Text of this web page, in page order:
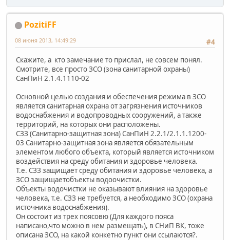
PozitiFF
#4
08 июня 2013, 14:49:29
Скажите, а кто замечание то прислал, не совсем понял.
Смотрите, все просто ЗСО (зона санитарной охраны)
СанПиН 2.1.4.1110-02
Основной целью создания и обеспечения режима в ЗСО
является санитарная охрана от загрязнения источников
водоснабжения и водопроводных сооружений, а также
территорий, на которых они расположены.
СЗЗ (Санитарно-защитная зона) СанПиН 2.2.1/2.1.1.1200-
03 Санитарно-защитная зона является обязательным
элементом любого объекта, который является источником
воздействия на среду обитания и здоровье человека.
Т.е. СЗЗ защищает среду обитания и здоровье человека, а
ЗСО защищаетобъекты водоочистки.
Объекты водочистки не оказывают влияния на здоровье
человека, т.е. СЗЗ не требуется, а необходимо ЗСО (охрана
источника водоснабжения).
Он состоит из трех поясовю (Для каждого пояса
написано,что можно в нем размещать), в СНиП ВК, тоже
описана ЗСО, на какой конкетно пункт они ссылаются?.